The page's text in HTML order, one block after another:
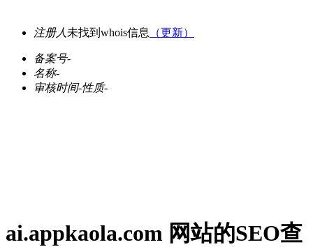
注册人 未找到whois信息 （更新）
备案号-
名称-
审核时间-性质-
ai.appkaola.com 网站的SEO查